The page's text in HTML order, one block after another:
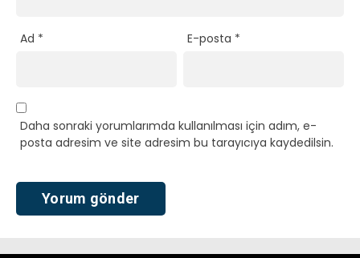
Ad * E-posta *
Daha sonraki yorumlarımda kullanılması için adım, e-
posta adresim ve site adresim bu tarayıcıya kaydedilsin.